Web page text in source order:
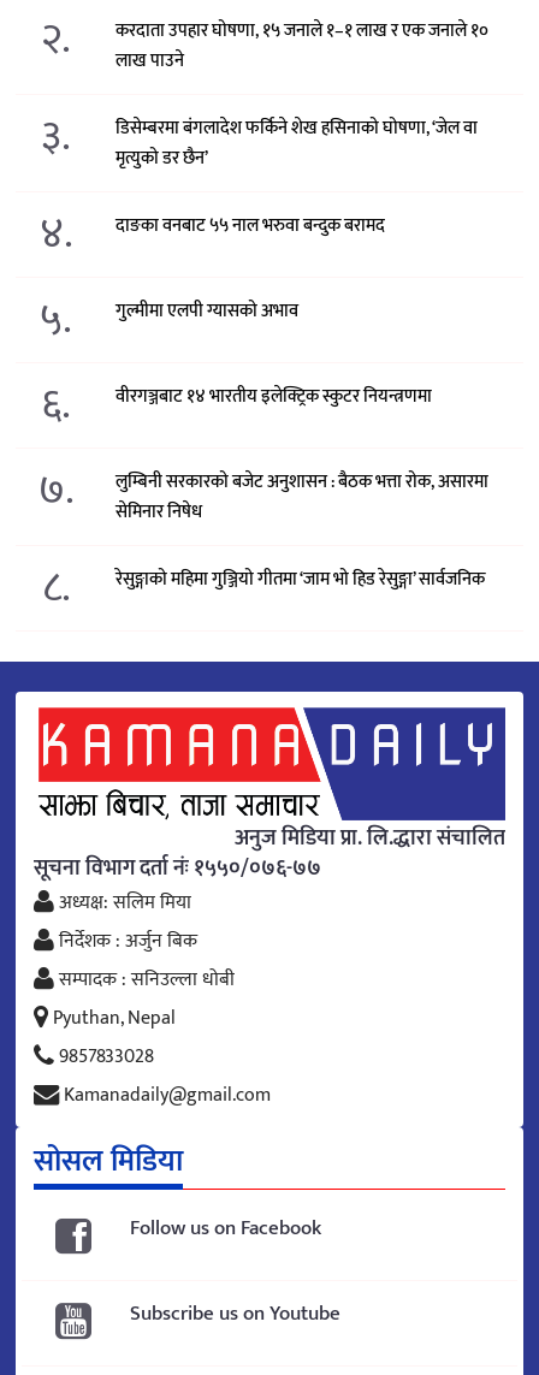
२.
करदाता उपहार घोषणा, १५ जनाले १–१ लाख र एक जनाले १०
लाख पाउने
३.
डिसेम्बरमा बंगलादेश फर्किने शेख हसिनाको घोषणा, ‘जेल वा
मृत्युको डर छैन’
४. दाङका वनबाट ५५ नाल भरुवा बन्दुक बरामद
५. गुल्मीमा एलपी ग्यासको अभाव
६. वीरगञ्जबाट १४ भारतीय इलेक्ट्रिक स्कुटर नियन्त्रणमा
७.
लुम्बिनी सरकारको बजेट अनुशासन : बैठक भत्ता रोक, असारमा
सेमिनार निषेध
८. रेसुङ्गाको महिमा गुञ्जियो गीतमा ‘जाम भो हिड रेसुङ्गा’ सार्वजनिक
अनुज मिडिया प्रा. लि.द्धारा संचालित
सूचना विभाग दर्ता नंः १५५०/०७६-७७
अध्यक्ष: सलिम मिया
निर्देशक : अर्जुन बिक
सम्पादक : सनिउल्ला धोबी
Pyuthan, Nepal
9857833028
Kamanadaily@gmail.com
सोसल मिडिया
Follow us on Facebook
Subscribe us on Youtube